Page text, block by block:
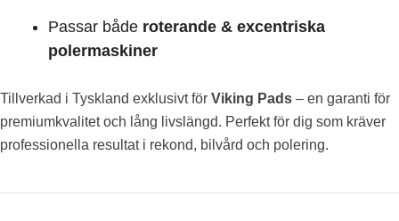
Passar både roterande & excentriska
polermaskiner
Tillverkad i Tyskland exklusivt för Viking Pads – en garanti för
premiumkvalitet och lång livslängd. Perfekt för dig som kräver
professionella resultat i rekond, bilvård och polering.